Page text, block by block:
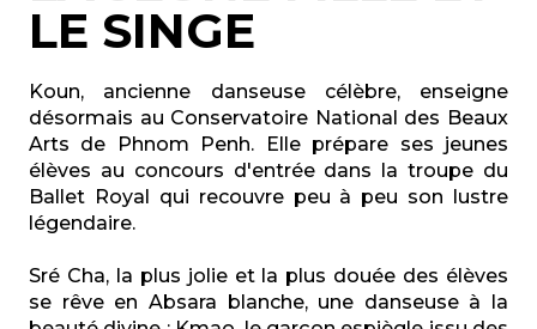
LE SINGE
Koun, ancienne danseuse célèbre, enseigne
désormais au Conservatoire National des Beaux
Arts de Phnom Penh. Elle prépare ses jeunes
élèves au concours d'entrée dans la troupe du
Ballet Royal qui recouvre peu à peu son lustre
légendaire.
Sré Cha, la plus jolie et la plus douée des élèves
se rêve en Absara blanche, une danseuse à la